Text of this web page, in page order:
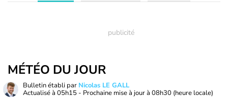
MÉTÉO DU JOUR
Bulletin établi par Nicolas LE GALL
Actualisé à 05h15 - Prochaine mise à jour à 08h30 (heure locale)